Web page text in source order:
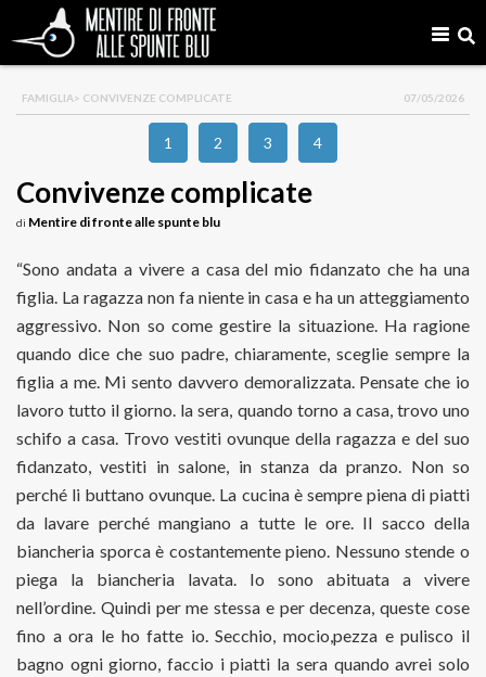
FAMIGLIA> CONVIVENZE COMPLICATE 07/05/2026
1 2 3 4
Convivenze complicate
di Mentire di fronte alle spunte blu
“Sono andata a vivere a casa del mio fidanzato che ha una
figlia. La ragazza non fa niente in casa e ha un atteggiamento
aggressivo. Non so come gestire la situazione. Ha ragione
quando dice che suo padre, chiaramente, sceglie sempre la
figlia a me. Mi sento davvero demoralizzata. Pensate che io
lavoro tutto il giorno. la sera, quando torno a casa, trovo uno
schifo a casa. Trovo vestiti ovunque della ragazza e del suo
fidanzato, vestiti in salone, in stanza da pranzo. Non so
perché li buttano ovunque. La cucina è sempre piena di piatti
da lavare perché mangiano a tutte le ore. Il sacco della
biancheria sporca è costantemente pieno. Nessuno stende o
piega la biancheria lavata. Io sono abituata a vivere
nell’ordine. Quindi per me stessa e per decenza, queste cose
fino a ora le ho fatte io. Secchio, mocio,pezza e pulisco il
bagno ogni giorno, faccio i piatti la sera quando avrei solo